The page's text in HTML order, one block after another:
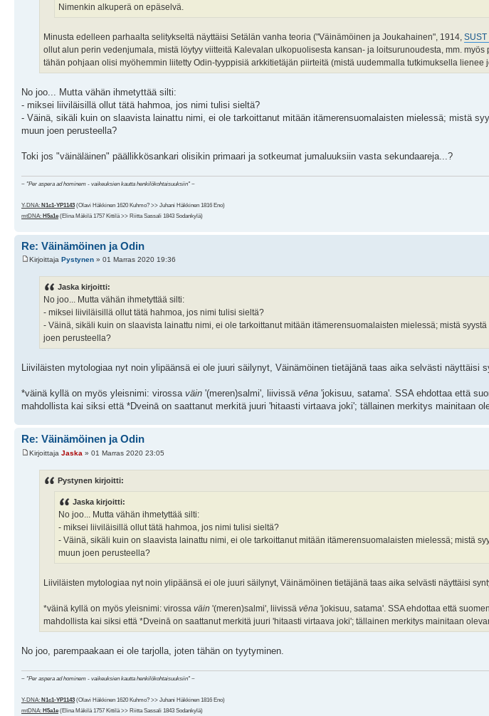
Nimenkin alkuperä on epäselvä.
Minusta edelleen parhaalta selitykseltä näyttäisi Setälän vanha teoria ("Väinämöinen ja Joukahainen", 1914, SUST
ollut alun perin vedenjumala, mistä löytyy viitteitä Kalevalan ulkopuolisesta kansan- ja loitsurunoudesta, mm.
tähän pohjaan olisi myöhemmin liitetty Odin-tyyppisiä arkkitietäjän piirteitä (mistä uudemmalla tutkimuksella lienee
No joo... Mutta vähän ihmetyttää silti:
- miksei liiviläisillä ollut tätä hahmoa, jos nimi tulisi sieltä?
- Väinä, sikäli kuin on slaavista lainattu nimi, ei ole tarkoittanut mitään itämerensuomalaisten mielessä; mistä
muun joen perusteella?
Toki jos "väinäläinen" päällikkösankari olisikin primaari ja sotkeumat jumaluuksiin vasta sekundaareja...?
~ "Per aspera ad hominem - vaikeuksien kautta henkilökohtaisuuksiin" ~
Y-DNA: N1c1-YP1143 (Olavi Häkkinen 1620 Kuhmo? >> Juhani Häkkinen 1816 Eno)
mtDNA: H5a1e (Elina Mäkilä 1757 Kittilä >> Riitta Sassali 1843 Sodankylä)
Re: Väinämöinen ja Odin
Kirjoittaja Pystynen » 01 Marras 2020 19:36
Jaska kirjoitti:
No joo... Mutta vähän ihmetyttää silti:
- miksei liiviläisillä ollut tätä hahmoa, jos nimi tulisi sieltä?
- Väinä, sikäli kuin on slaavista lainattu nimi, ei ole tarkoittanut mitään itämerensuomalaisten mielessä; mistä
joen perusteella?
Liiviläisten mytologiaa nyt noin ylipäänsä ei ole juuri säilynyt, Väinämöinen tietäjänä taas aika selvästi näyttäisi
*väinä kyllä on myös yleisnimi: virossa väin '(meren)salmi', liivissä vēna 'jokisuu, satama'. SSA ehdottaa että
mahdollista kai siksi että *Dveinā on saattanut merkitä juuri 'hitaasti virtaava joki'; tällainen merkitys mainitaan
Re: Väinämöinen ja Odin
Kirjoittaja Jaska » 01 Marras 2020 23:05
Pystynen kirjoitti:
Jaska kirjoitti:
No joo... Mutta vähän ihmetyttää silti:
- miksei liiviläisillä ollut tätä hahmoa, jos nimi tulisi sieltä?
- Väinä, sikäli kuin on slaavista lainattu nimi, ei ole tarkoittanut mitään itämerensuomalaisten mielessä; mistä
muun joen perusteella?
Liiviläisten mytologiaa nyt noin ylipäänsä ei ole juuri säilynyt, Väinämöinen tietäjänä taas aika selvästi näyttäisi
*väinä kyllä on myös yleisnimi: virossa väin '(meren)salmi', liivissä vēna 'jokisuu, satama'. SSA ehdottaa että
mahdollista kai siksi että *Dveinā on saattanut merkitä juuri 'hitaasti virtaava joki'; tällainen merkitys mainitaan
No joo, parempaakaan ei ole tarjolla, joten tähän on tyytyminen.
~ "Per aspera ad hominem - vaikeuksien kautta henkilökohtaisuuksiin" ~
Y-DNA: N1c1-YP1143 (Olavi Häkkinen 1620 Kuhmo? >> Juhani Häkkinen 1816 Eno)
mtDNA: H5a1e (Elina Mäkilä 1757 Kittilä >> Riitta Sassali 1843 Sodankylä)